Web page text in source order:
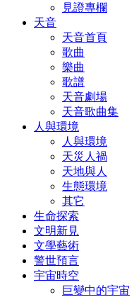
見證專欄
天音
天音首頁
歌曲
樂曲
歌譜
天音劇場
天音歌曲集
人與環境
人與環境
天災人禍
天地與人
生態環境
其它
生命探索
文明新見
文學藝術
警世預言
宇宙時空
巨變中的宇宙